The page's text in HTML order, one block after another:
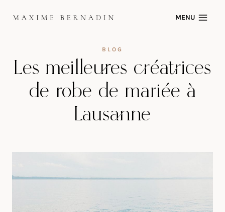
MENU
BLOG
Les meilleures créatrices
de robe de mariée à
Lausanne